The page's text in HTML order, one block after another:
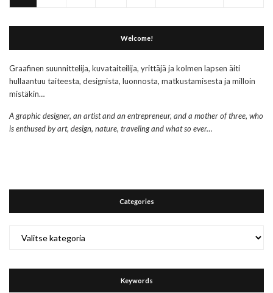
Welcome!
Graafinen suunnittelija, kuvataiteilija, yrittäjä ja kolmen lapsen äiti
hullaantuu taiteesta, designista, luonnosta, matkustamisesta ja milloin
mistäkin…
A graphic designer, an artist and an entrepreneur, and a mother of three, who
is enthused by art, design, nature, traveling and what so ever…
Categories
Keywords